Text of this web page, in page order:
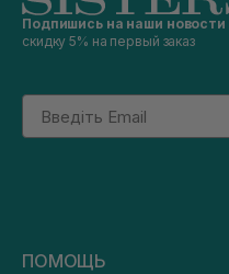
Подпишись на наши новости
скидку 5% на первый заказ
Email
ПОМОЩЬ